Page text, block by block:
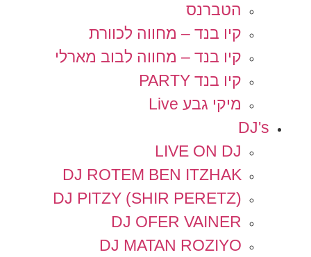
הטברנס
קיו בנד – מחווה לכוורת
קיו בנד – מחווה לבוב מארלי
קיו בנד PARTY
מיקי גבע Live
DJ's
LIVE ON DJ
DJ ROTEM BEN ITZHAK
DJ PITZY (SHIR PERETZ)
DJ OFER VAINER
DJ MATAN ROZIYO